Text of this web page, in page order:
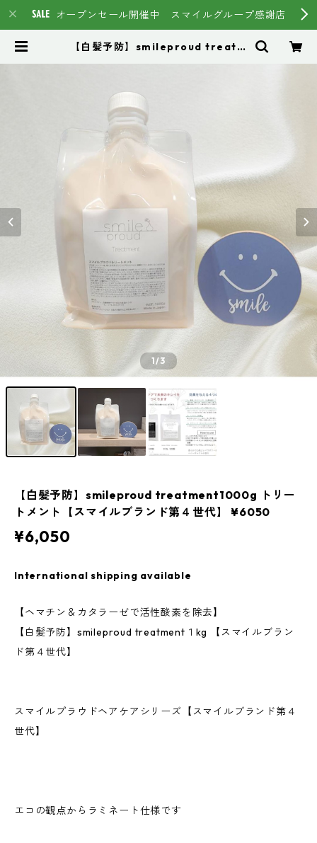
オープンセール開催中 スマイルグループ感謝店
【白髪予防】smileproud treatm
ア HSC強髪 トステア
1/3
【白髪予防】smileproud treatment1000g トリー
トメント【スマイルブランド第４世代】 ¥6050
¥6,050
International shipping available
【ヘマチン＆カタラーゼで活性酸素を除去】
【白髪予防】smileproud treatment１kg 【スマイルブラン
ド第４世代】
スマイルプラウドヘアケアシリーズ【スマイルブランド第４
世代】
エコの観点からラミネート仕様です